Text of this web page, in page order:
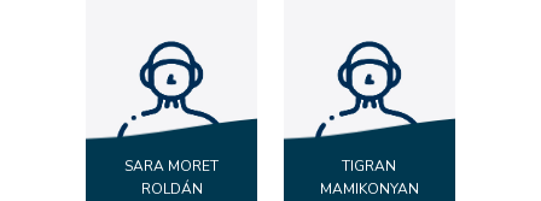
SARA MORET
ROLDÁN
TIGRAN
MAMIKONYAN